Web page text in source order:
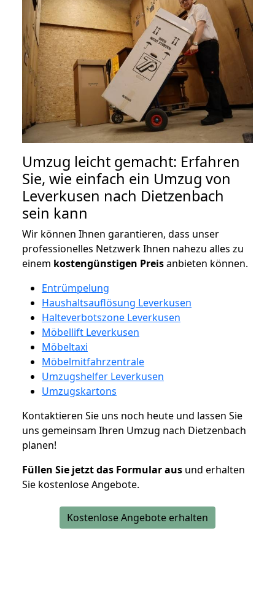
Umzug leicht gemacht: Erfahren
Sie, wie einfach ein Umzug von
Leverkusen nach Dietzenbach
sein kann
Wir können Ihnen garantieren, dass unser
professionelles Netzwerk Ihnen nahezu alles zu
einem kostengünstigen Preisanbieten können.
Entrümpelung
Haushaltsauflösung Leverkusen
Halteverbotszone Leverkusen
Möbellift Leverkusen
Möbeltaxi
Möbelmitfahrzentrale
Umzugshelfer Leverkusen
Umzugskartons
Kontaktieren Sie uns noch heute und lassen Sie
uns gemeinsam Ihren Umzug nach Dietzenbach
planen!
Füllen Sie jetzt das Formular aus und erhalten
Sie kostenlose Angebote.
Kostenlose Angebote erhalten